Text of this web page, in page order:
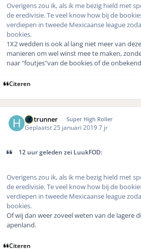
Overigens zou ik, als ik me bezig hield met
de eredivisie. Te veel know how bij de
verdiepen in tweede Mexicaanse league
bookies.
1X2 wedden is ook al lang niet meer van
manieren om wel winst mee te maken,
naar "foutjes"van de bookies of de
Citeren
Hotrunner Super High Roller
Geplaatst 25 januari 20197 jr
12 uur geleden zei LuukFOD:
Overigens zou ik, als ik me bezig hield met
de eredivisie. Te veel know how bij de
verdiepen in tweede Mexicaanse league
bookies.
Of wij dan weer zoveel weten van de lagere
apenland.
Citeren